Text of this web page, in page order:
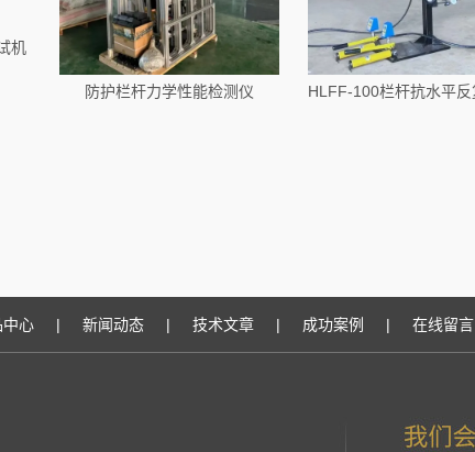
机
防护栏杆力学性能检测仪
中心 | 新闻动态 | 技术文章 | 成功案例 | 在线留言